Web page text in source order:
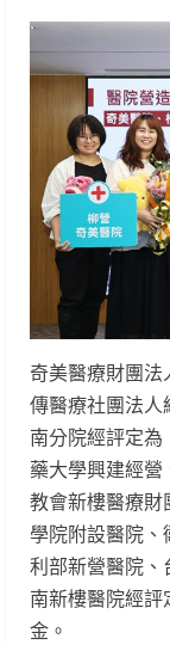
奇美醫療財團
傳醫療社團法人
南分院經評定
藥大學興建經
教會新樓醫療
學院附設醫院、
利部新營醫院、
南新樓醫院經
金。